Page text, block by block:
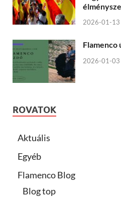
2026-01-13
Flamenco
2026-01-03
ROVATOK
Aktuális
Egyéb
Flamenco Blog
Blog top